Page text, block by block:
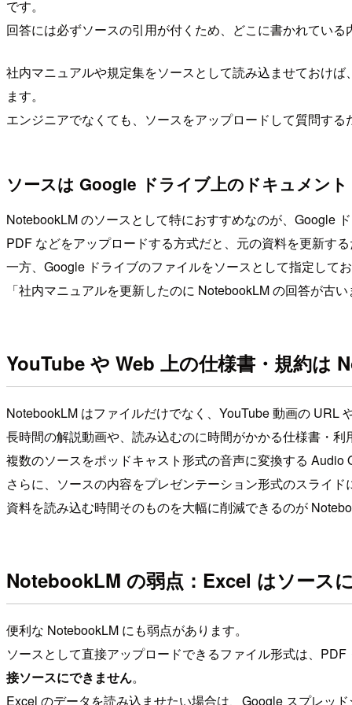
です。
回答には必ずソースの引用が付くため、どこに書かれてい
社内マニュアルや規定集をソースとして読み込ませておけ
ます。
エンジニアでなくても、ソースをアップロードして質問す
ソースは Google ドライブ上のドキュメン
NotebookLM のソースとして特におすすめなのが、Google
PDF などをアップロードする方式だと、元の資料を更新す
一方、Google ドライブのファイルをソースとして指定して
「社内マニュアルを更新したのに NotebookLM の回答が古
YouTube や Web 上の仕様書・規約は
NotebookLM はファイルだけでなく、YouTube 動画の URL
長時間の解説動画や、読み込むのに時間がかかる仕様書・
複数のソースをポッドキャスト形式の音声に変換する
さらに、ソースの内容をプレゼンテーション形式のスライ
資料を読み込む時間そのものを大幅に削減できるのが
NotebookLM の弱点：Excel はソース
便利な NotebookLM にも弱点があります。
ソースとして直接アップロードできるファイル形式は、
接ソースにできません。
Excel のデータを読み込ませたい場合は、Google スプレッ